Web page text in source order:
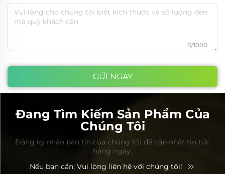
0/1000
GỬI NGAY
Đang Tìm Kiếm Sản Phẩm Của
Chúng Tôi
Đăng ký nhận bản tin của chúng tôi để cập nhật tin tức
hàng ngày.
Nếu bạn cần, Vui lòng liên hệ với chúng tôi!